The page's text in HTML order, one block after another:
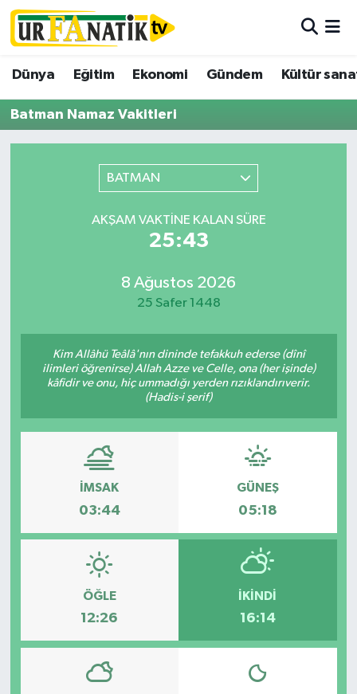
Dünya Eğitim Ekonomi Gündem Kültür
Batman Namaz Vakitleri
BATMAN
AKŞAM VAKTINE KALAN SÜRE
25:43
8 Ağustos 2026
25 Safer 1448
Kim Allâhü Teâlâ'nın dininde tefakkuh ederse (dînî
ilimleri öğrenirse) Allah Azze ve Celle, ona (her işinde)
kâfidir ve onu, hiç ummadığı yerden rızıklandırıverir.
(Hadis-i şerif)
İMSAK
03:44
GÜNEŞ
05:18
ÖĞLE
12:26
İKINDI
16:14
Trafik Durumu
Süper Lig Puan Durumu ve Fikstür
Tüm Manşetler
Son Dakika Haberleri